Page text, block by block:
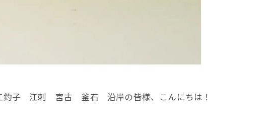
江刺 宮古 釜石 沿岸の皆様、こんにちは！